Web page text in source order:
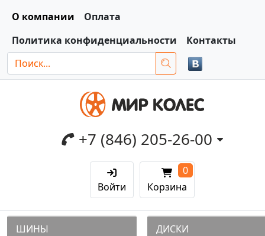
О компании
Оплата
Политика конфиденциальности
Контакты
+7 (846) 205-26-00
Войти Корзина
0
ШИНЫ ДИСКИ